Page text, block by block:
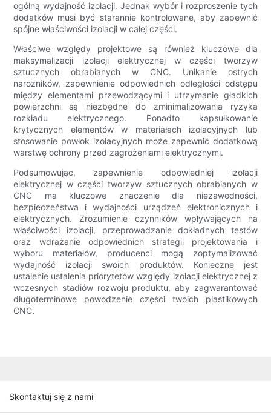
ogólną wydajność izolacji. Jednak wybór i rozproszenie tych
dodatków musi być starannie kontrolowane, aby zapewnić
spójne właściwości izolacji w całej części.
Właściwe względy projektowe są również kluczowe dla
maksymalizacji izolacji elektrycznej w części tworzyw
sztucznych obrabianych w CNC. Unikanie ostrych
narożników, zapewnienie odpowiednich odległości odstępu
między elementami przewodzącymi i utrzymanie gładkich
powierzchni są niezbędne do zminimalizowania ryzyka
rozkładu elektrycznego. Ponadto kapsułkowanie
krytycznych elementów w materiałach izolacyjnych lub
stosowanie powłok izolacyjnych może zapewnić dodatkową
warstwę ochrony przed zagrożeniami elektrycznymi.
Podsumowując, zapewnienie odpowiedniej izolacji
elektrycznej w części tworzyw sztucznych obrabianych w
CNC ma kluczowe znaczenie dla niezawodności,
bezpieczeństwa i wydajności urządzeń elektronicznych i
elektrycznych. Zrozumienie czynników wpływających na
właściwości izolacji, przeprowadzanie dokładnych testów
oraz wdrażanie odpowiednich strategii projektowania i
wyboru materiałów, producenci mogą zoptymalizować
wydajność izolacji swoich produktów. Konieczne jest
ustalenie ustalenia priorytetów względy izolacji elektrycznej z
wczesnych stadiów rozwoju produktu, aby zagwarantować
długoterminowe powodzenie części twoich plastikowych
CNC.
Skontaktuj się z nami